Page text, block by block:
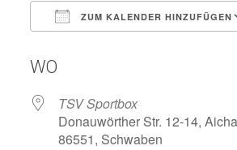
ZUM KALENDER HINZUFÜGEN
WO
TSV Sportbox
Donauwörther Str. 12-14,
86551, Schwaben